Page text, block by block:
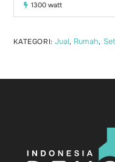
1300 watt
KATEGORI:Jual, Rumah,